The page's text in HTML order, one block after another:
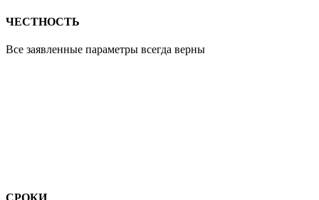
ЧЕСТНОСТЬ
Все заявленные параметры всегда верны
СРОКИ